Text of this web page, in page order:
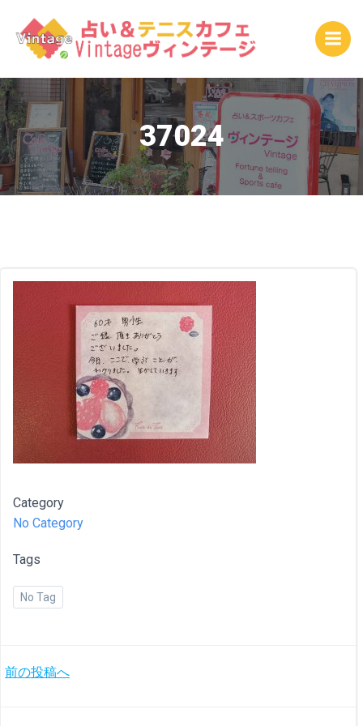
ン
テ
ツ
へ
ス
キ
ッ
プ
37024
Category
No Category
Tags
No Tag
投
前の投稿へ